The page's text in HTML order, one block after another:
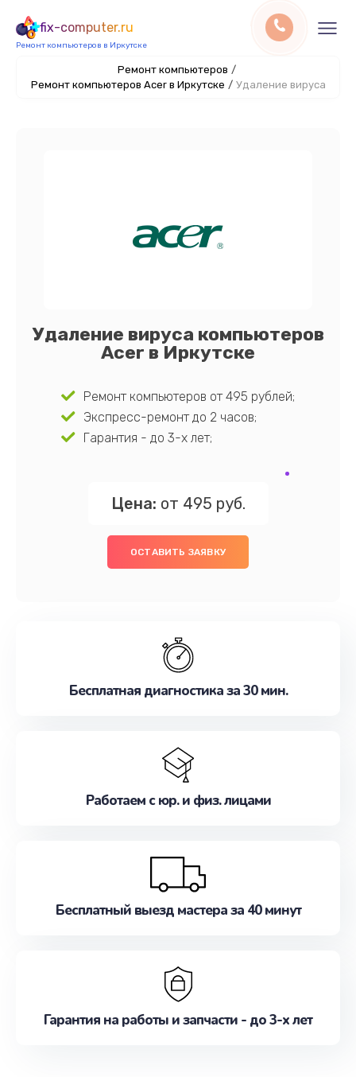
fix-computer.ru
Ремонт компьютеров в Иркутске
Ремонт компьютеров /
Ремонт компьютеров Acer в Иркутске / Удаление вируса
Удаление вируса компьютеров
Acer в Иркутске
Ремонт компьютеров от 495 рублей;
Экспресс-ремонт до 2 часов;
Гарантия - до 3-х лет;
Цена: от 495 руб.
ОСТАВИТЬ ЗАЯВКУ
Бесплатная диагностика за 30 мин.
Работаем с юр. и физ. лицами
Бесплатный выезд мастера за 40 минут
Гарантия на работы и запчасти - до 3-х лет